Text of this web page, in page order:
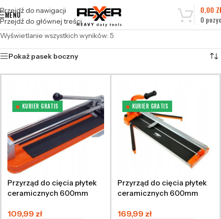
Przejdź do nawigacji
Przejdź do głównej treści
MENU
0
0,00
Wyświetlanie wszystkich wyników: 5
Pokaż pasek boczny
KURIER GRATIS
Przyrząd do cięcia płytek
ceramicznych 600mm
109,99 zł
KURIER GRATIS
Przyrząd do cięcia płytek
ceramicznych 600mm
169,99 zł